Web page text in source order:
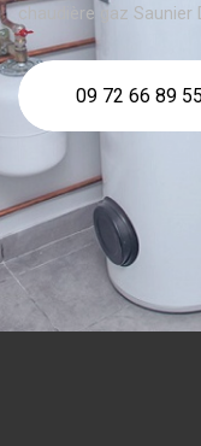
chaudière gaz Saunier
09 72 66 89 55